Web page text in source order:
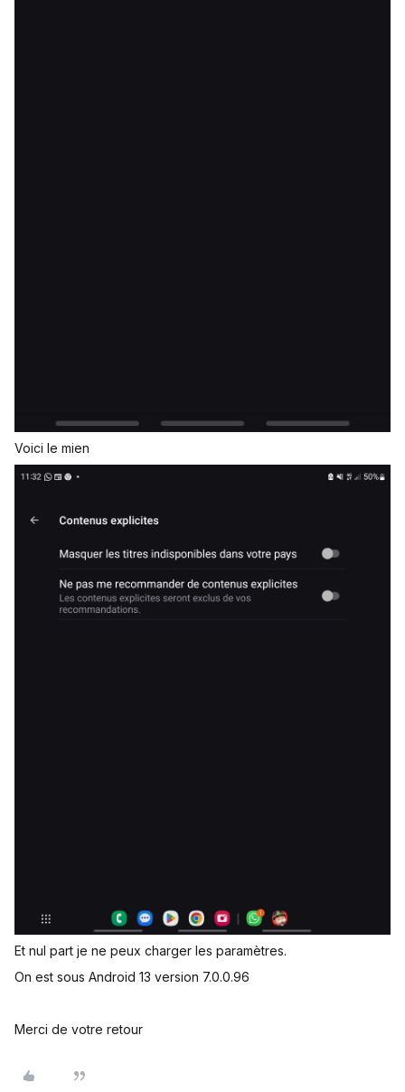
Voici le mien
Et nul part je ne peux charger les paramètres.
On est sous Android 13 version 7.0.0.96
Merci de votre retour